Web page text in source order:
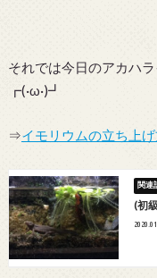
それでは今日のアカハ
┏(·ω·)┛
⇒イモリウムの立ち上
(初級